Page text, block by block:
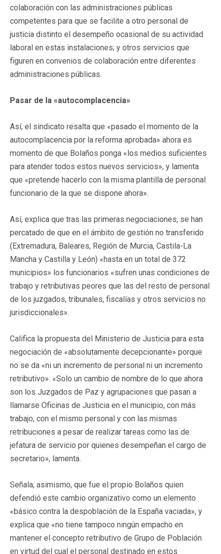
colaboración con las administraciones públicas
competentes para que se facilite a otro personal de
justicia distinto el desempeño ocasional de su actividad
laboral en estas instalaciones; y otros servicios que
figuren en convenios de colaboración entre diferentes
administraciones públicas.
Pasar de la «autocomplacencia»
Así, el sindicato resalta que «pasado el momento de la
autocomplacencia por la reforma aprobada» ahora es
momento de que Bolaños ponga «los medios suficientes
para atender todos estos nuevos servicios», y lamenta
que «pretende hacerlo con la misma plantilla de personal
funcionario de la que se dispone ahora».
Así, explica que tras las primeras negociaciones, se han
percatado de que en el ámbito de gestión no transferido
(Extremadura, Baleares, Región de Murcia, Castila-La
Mancha y Castilla y León) «hasta en un total de 372
municipios» los funcionarios «sufren unas condiciones de
trabajo y retributivas peores que las del resto de personal
de los juzgados, tribunales, fiscalías y otros servicios no
jurisdiccionales».
Califica la propuesta del Ministerio de Justicia para esta
negociación de «absolutamente decepcionante» porque
no se da «ni un incremento de personal ni un incremento
retributivo». «Solo un cambio de nombre de lo que ahora
son los Juzgados de Paz y agrupaciones que pasan a
llamarse Oficinas de Justicia en el municipio, con más
trabajo, con el mismo personal y con las mismas
retribuciones a pesar de realizar tareas como las de
jefatura de servicio por quienes desempeñan el cargo de
secretario», lamenta.
Señala, asimismo, que fue el propio Bolaños quien
defendió este cambio organizativo como un elemento
«básico contra la despoblación de la España vaciada», y
explica que «no tiene tampoco ningún empacho en
mantener el concepto retributivo de Grupo de Población
en virtud del cual el personal destinado en estos